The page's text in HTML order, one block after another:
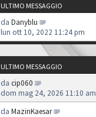
ULTIMO MESSAGGIO
da Danyblu
lun ott 10, 2022 11:24 pm
ULTIMO MESSAGGIO
da cip060
dom mag 24, 2026 11:10 am
da MazinKaesar